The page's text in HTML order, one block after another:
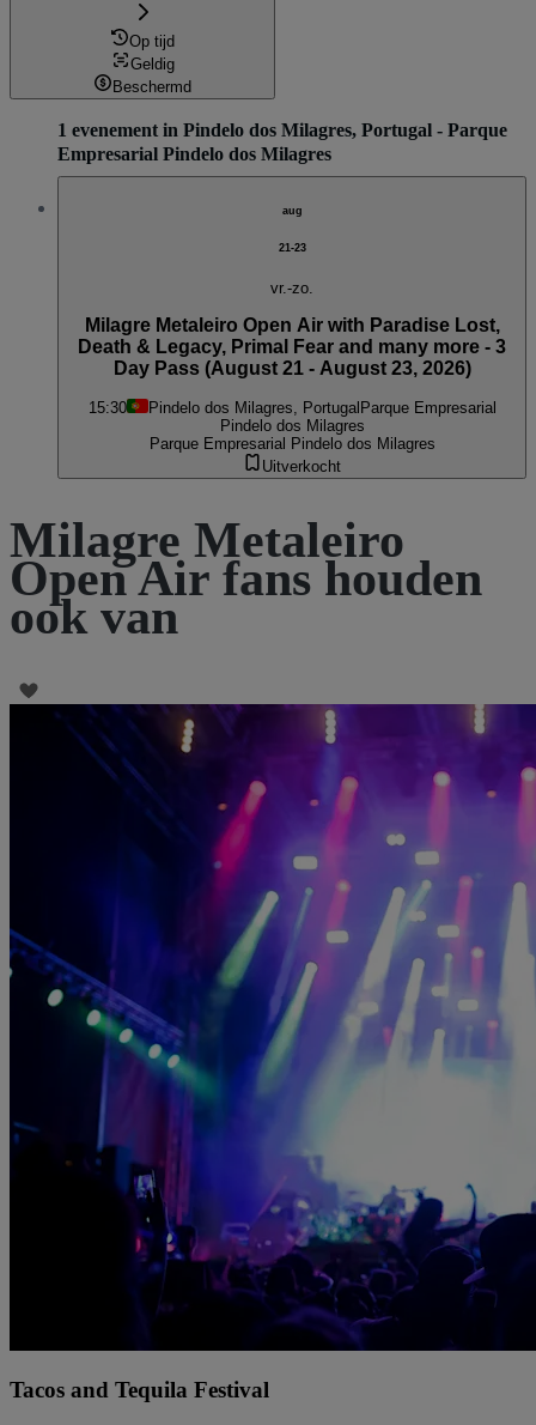
Op tijd
Geldig
Beschermd
1 evenement in Pindelo dos Milagres, Portugal - Parque
Empresarial Pindelo dos Milagres
aug
21-23
vr.-zo.
Milagre Metaleiro Open Air with Paradise Lost,
Death & Legacy, Primal Fear and many more - 3
Day Pass (August 21 - August 23, 2026)
15:30 Pindelo dos Milagres, Portugal Parque Empresarial
Pindelo dos Milagres
Parque Empresarial Pindelo dos Milagres
Uitverkocht
Milagre Metaleiro
Open Air fans houden
ook van
Tacos and Tequila Festival